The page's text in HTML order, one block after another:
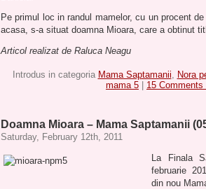
Pe primul loc in randul mamelor, cu un procent
acasa, s-a situat doamna Mioara, care a obtinut
Articol realizat de Raluca Neagu
Introdus in categoria Mama Saptamanii, Nora
mama 5
15 Comments
Doamna Mioara – Mama Saptamanii
Saturday, February 12th, 2011
La Finala
februarie
din nou